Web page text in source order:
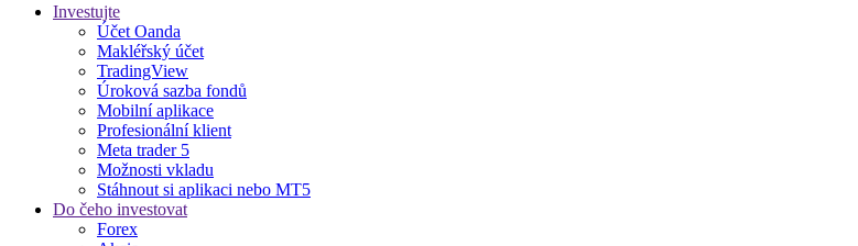
Investujte
Účet Oanda
Makléřský účet
TradingView
Úroková sazba fondů
Mobilní aplikace
Profesionální klient
Meta trader 5
Možnosti vkladu
Stáhnout si aplikaci nebo MT5
Do čeho investovat
Forex